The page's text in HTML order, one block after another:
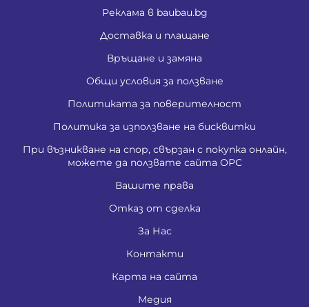
Реклама в baubau.bg
Доставка и плащане
Връщане и замяна
Общи условия за ползване
Политиката за поверителност
Политика за използване на бисквитки
При възникване на спор, свързан с покупка онлайн,
можете да ползвате сайта ОРС
Вашите права
Отказ от сделка
За Нас
Контакти
Карта на сайта
Медия